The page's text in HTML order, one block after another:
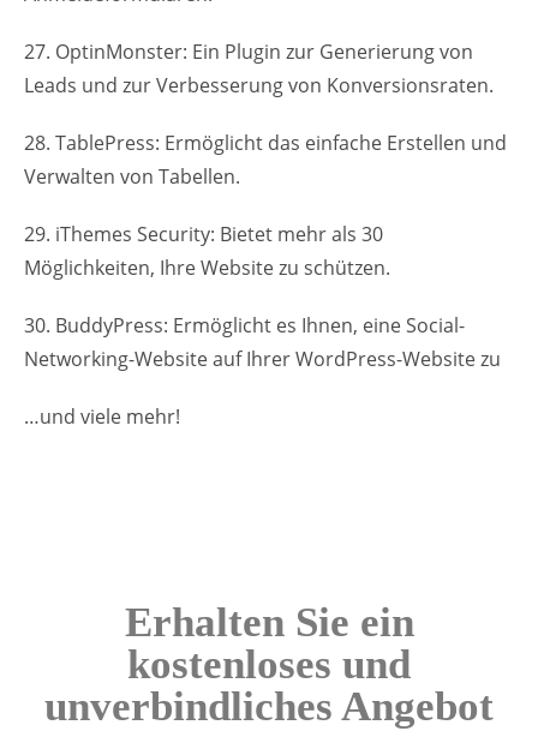
27. OptinMonster: Ein Plugin zur Generierung von
Leads und zur Verbesserung von Konversionsraten.
28. TablePress: Ermöglicht das einfache Erstellen und
Verwalten von Tabellen.
29. iThemes Security: Bietet mehr als 30
Möglichkeiten, Ihre Website zu schützen.
30. BuddyPress: Ermöglicht es Ihnen, eine Social-
Networking-Website auf Ihrer WordPress-Website zu
…und viele mehr!
Erhalten Sie ein
kostenloses und
unverbindliches Angebot